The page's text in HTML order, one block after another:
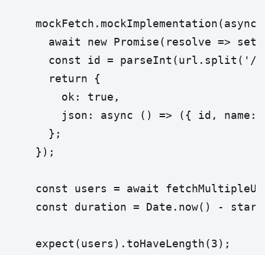
mockFetch.mockImplementation(async
await new Promise(resolve =>
const id = parseInt(url.split('/
      return {
        ok: true,
json: async () => ({ id, name:
      };
    });
const users = await
const duration = Date.now() -
    expect(users).toHaveLength(3);